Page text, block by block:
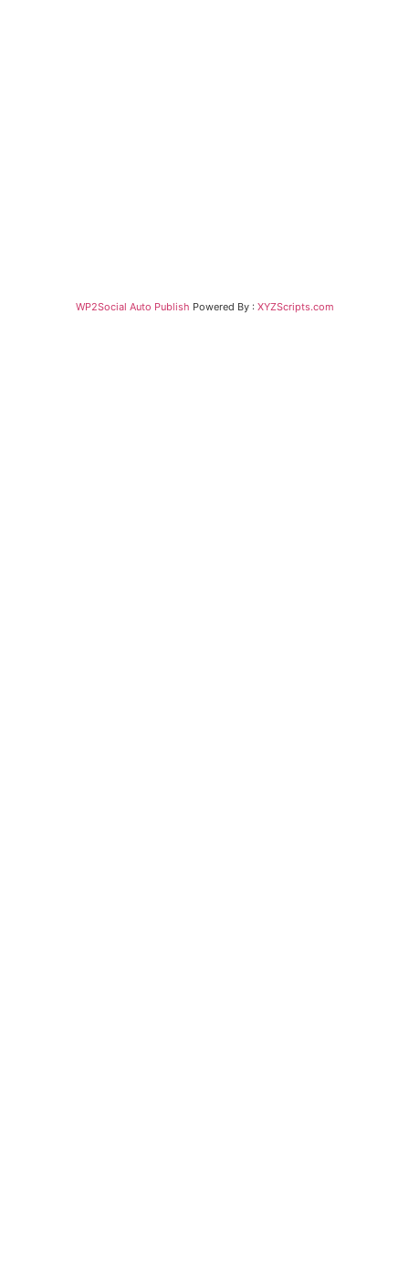
WP2Social Auto Publish Powered By : XYZScripts.com